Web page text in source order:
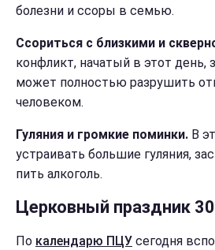
болезни и ссоры в семью.
Ссориться с близкими и
конфликт, начатый в этот день,
может полностью разрушить
человеком.
Гуляния и громкие поминки. В
устраивать большие гуляния,
пить алкоголь.
Церковный праздник
По календарю ПЦУ сегодня